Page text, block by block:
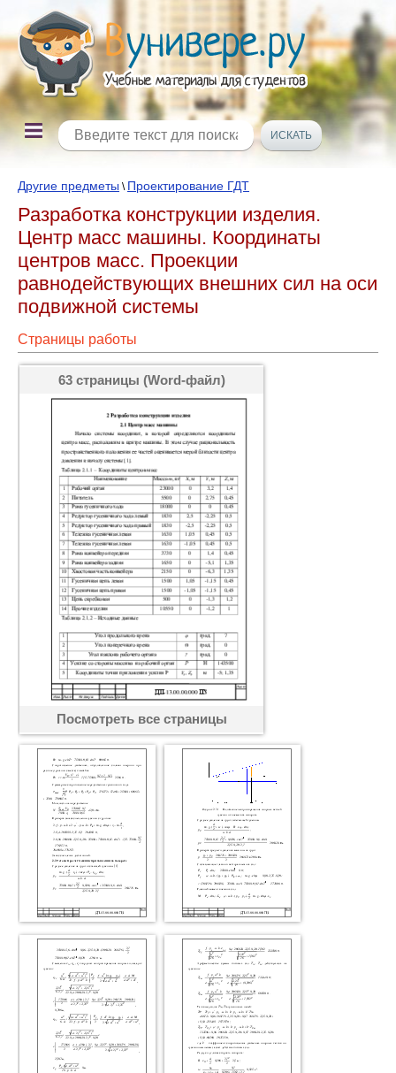
Другие предметы \ Проектирование ГДТ
Разработка конструкции изделия.
Центр масс машины. Координаты
центров масс. Проекции
равнодействующих внешних сил на оси
подвижной системы
Страницы работы
63 страницы (Word-файл)
Посмотреть все страницы